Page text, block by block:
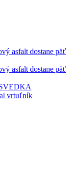
asfalt dostane päť
asfalt dostane päť
vrtuľník